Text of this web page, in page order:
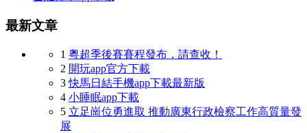
最新文章
1 粵超季後賽賽程發布，請查收！
2 開玩app官方下載
3 快馬日結手機app下載最新版
4 小睡眠app下載
5 立足崗位勇進取 推動廣東行政檢察工作高質量發
展